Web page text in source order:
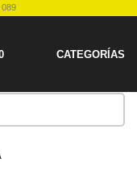
089
CATEGORÍAS